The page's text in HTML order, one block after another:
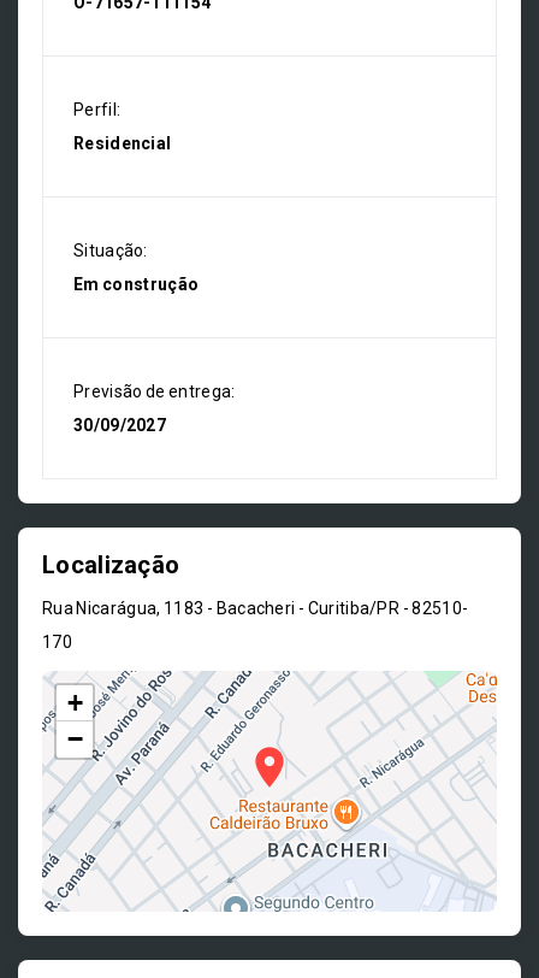
Perfil:
Residencial
Situação:
Em construção
Previsão de entrega:
30/09/2027
Localização
Rua Nicarágua, 1183 - Bacacheri - Curitiba/PR - 82510-
170
+
−